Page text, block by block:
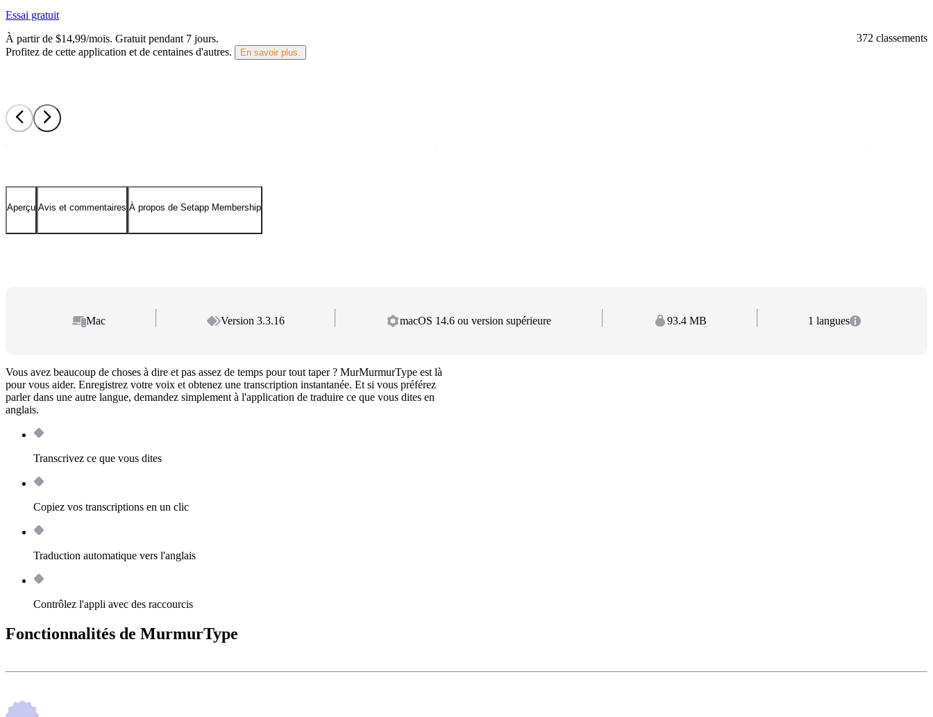
372 classements
Essai gratuit
À partir de $14,99/mois. Gratuit pendant 7 jours.
Profitez de cette application et de centaines d'autres.
En savoir plus.
Aperçu Avis et commentaires À propos de Setapp Membership
Mac Version 3.3.16 macOS 14.6 ou version supérieure 93.4 MB 1 langues
Vous avez beaucoup de choses à dire et pas assez de temps pour tout taper ? MurMurmurType est là
pour vous aider. Enregistrez votre voix et obtenez une transcription instantanée. Et si vous préférez
parler dans une autre langue, demandez simplement à l'application de traduire ce que vous dites en
anglais.
Transcrivez ce que vous dites
Copiez vos transcriptions en un clic
Traduction automatique vers l'anglais
Contrôlez l'appli avec des raccourcis
Fonctionnalités de MurmurType